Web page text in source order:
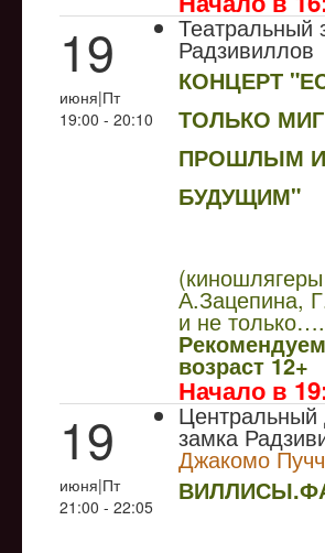
19
июня|Пт
19:00 - 20:10
Театральный
Радзивиллов
КОНЦЕРТ
ТОЛЬКО
ПРОШЛЫМ И
БУДУЩИМ"
(киношлягеры
А.Зацепина,
и не
возраст 12+
Начало в
19
июня|Пт
21:00 - 22:05
Центральный
замка
Джакомо